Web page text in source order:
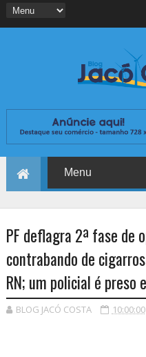
PF deflagra 2ª fase de
contrabando de
RN; um policial é preso
BLOG JACÓ COSTA 10:00:00